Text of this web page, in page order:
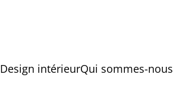
Design intérieurQui sommes-nous